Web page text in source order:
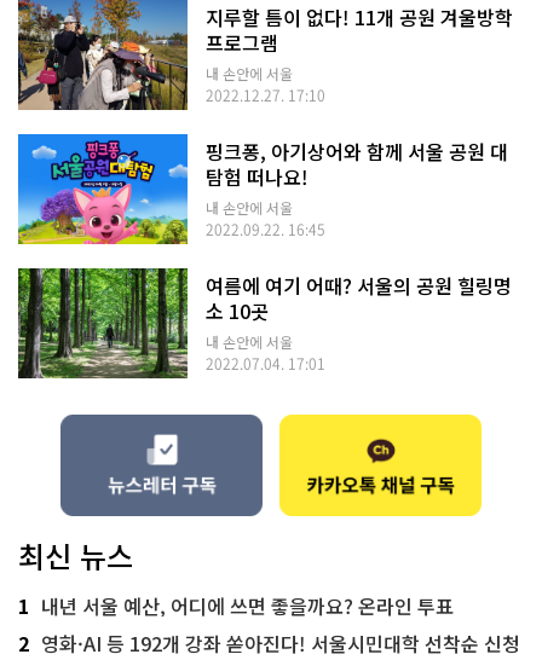
지루할 틈이 없다! 11개 공원 겨울방학
프로그램
내 손안에 서울
2022.12.27. 17:10
핑크퐁, 아기상어와 함께 서울 공원 대
탐험 떠나요!
내 손안에 서울
2022.09.22. 16:45
여름에 여기 어때? 서울의 공원 힐링명
소 10곳
내 손안에 서울
2022.07.04. 17:01
최신 뉴스
1 내년 서울 예산, 어디에 쓰면 좋을까요? 온라인 투표
2 영화·AI 등 192개 강좌 쏟아진다! 서울시민대학 선착순 신청